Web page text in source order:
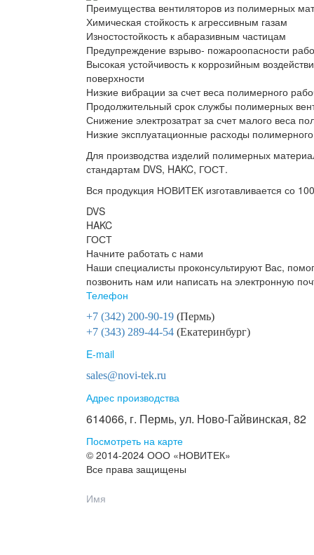
Преимущества вентиляторов из полимерных
Химическая стойкость к агрессивным газам
Изностостойкость к абаразивным частицам
Предупреждение взрыво- пожароопасности
Высокая устойчивость к коррозийным
поверхности
Низкие вибрации за счет веса полимерного
Продолжительный срок службы полимерных
Снижение электрозатрат за счет малого веса
Низкие эксплуатационные расходы
Для производства изделий полимерных
стандартам DVS, HAKC, ГОСТ.
Вся продукция НОВИТЕК изготавливается со
DVS
HAKC
ГОСТ
Начните работать с нами
Наши специалисты проконсультируют Вас,
позвонить нам или написать на электронную
Телефон
+7 (342) 200-90-19 (Пермь)
+7 (343) 289-44-54 (Екатеринбург)
E-mail
sales@novi-tek.ru
Адрес производства
614066, г. Пермь, ул. Ново-Гайвинская, 82
Посмотреть на карте
© 2014-2024 ООО «НОВИТЕК»
Все права защищены